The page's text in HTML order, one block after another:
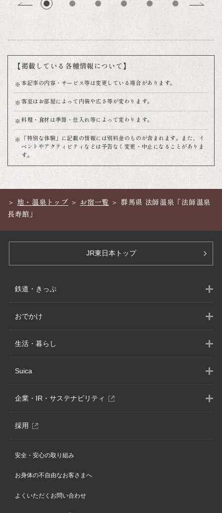
【掲載している各種情報について】
本記事の内容・サービス等は変更している場合があります。
客室はお部屋によって内装や広さ等が変わります。
料理・食材は季節・仕入れ等によって変わります。
「特別な体験」に記載の情報には別料金のものが含まれます。また、イ
ベントやアクティビティなどは予告なく変更・中止になることがありま
す。
地・温泉トップ お宿一覧
群馬県 法師温泉「法師温泉
長寿館」
JR東日本トップ
鉄道・きっぷ
おでかけ
生活・暮らし
Suica
企業・IR・サステナビリティ
別
採用 別
ン
ウ
開
安全・安心の取り組み
お身体の不自由なお客さまへ
よくいただくお問い合わせ